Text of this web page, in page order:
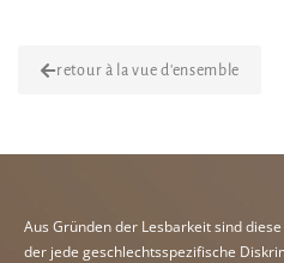
retour à la vue d'ensemble
Aus Gründen der Lesbarkeit sind
der jede geschlechtsspezifische